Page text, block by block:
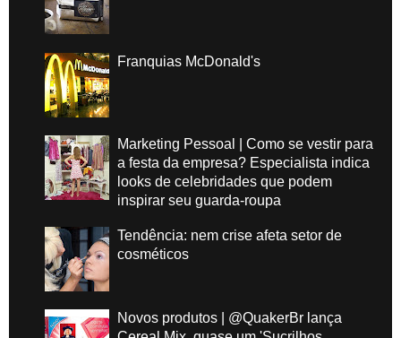
Franquias McDonald's
Marketing Pessoal | Como se vestir para
a festa da empresa? Especialista indica
looks de celebridades que podem
inspirar seu guarda-roupa
Tendência: nem crise afeta setor de
cosméticos
Novos produtos | @QuakerBr lança